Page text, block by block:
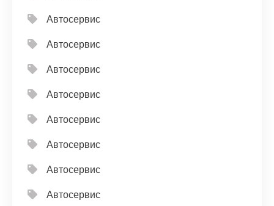
Автосервис
Автосервис
Автосервис
Автосервис
Автосервис
Автосервис
Автосервис
Автосервис